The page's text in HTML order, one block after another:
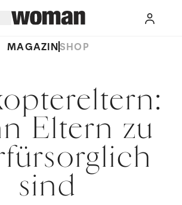
MAGAZINSHOP
Eltern zu
sind